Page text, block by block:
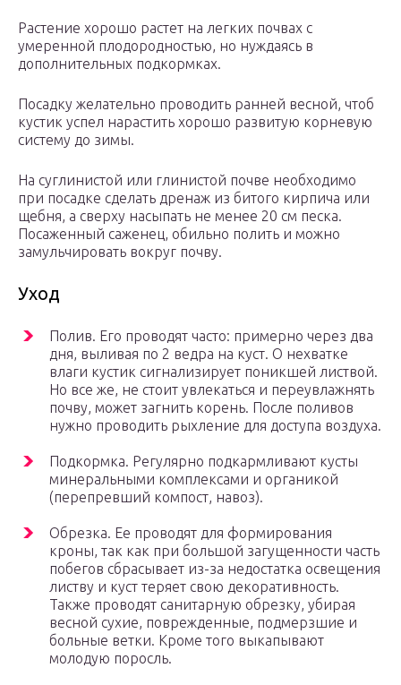
Растение хорошо растет на легких почвах с
умеренной плодородностью, но нуждаясь в
дополнительных подкормках.
Посадку желательно проводить ранней весной, чтоб
кустик успел нарастить хорошо развитую корневую
систему до зимы.
На суглинистой или глинистой почве необходимо
при посадке сделать дренаж из битого кирпича или
щебня, а сверху насыпать не менее 20 см песка.
Посаженный саженец, обильно полить и можно
замульчировать вокруг почву.
Уход
Полив. Его проводят часто: примерно через два
дня, выливая по 2 ведра на куст. О нехватке
влаги кустик сигнализирует поникшей листвой.
Но все же, не стоит увлекаться и переувлажнять
почву, может загнить корень. После поливов
нужно проводить рыхление для доступа воздуха.
Подкормка. Регулярно подкармливают кусты
минеральными комплексами и органикой
(перепревший компост, навоз).
Обрезка. Ее проводят для формирования
кроны, так как при большой загущенности часть
побегов сбрасывает из-за недостатка освещения
листву и куст теряет свою декоративность.
Также проводят санитарную обрезку, убирая
весной сухие, поврежденные, подмерзшие и
больные ветки. Кроме того выкапывают
молодую поросль.